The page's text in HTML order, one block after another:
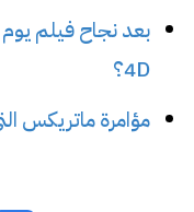
4D؟
مؤامرة ماتريكس